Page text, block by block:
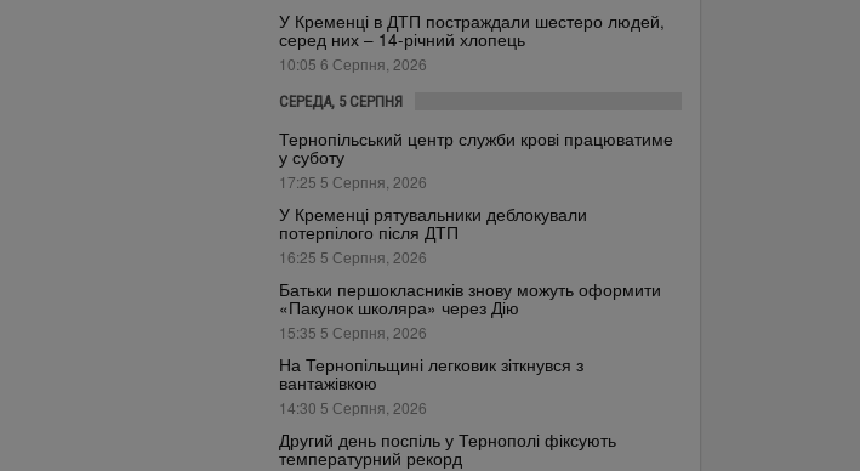
У Кременці в ДТП постраждали шестеро людей,
серед них – 14-річний хлопець
10:05 6 Серпня, 2026
СЕРЕДА, 5 СЕРПНЯ
Тернопільський центр служби крові працюватиме
у суботу
17:25 5 Серпня, 2026
У Кременці рятувальники деблокували
потерпілого після ДТП
16:25 5 Серпня, 2026
Батьки першокласників знову можуть оформити
«Пакунок школяра» через Дію
15:35 5 Серпня, 2026
На Тернопільщині легковик зіткнувся з
вантажівкою
14:30 5 Серпня, 2026
Другий день поспіль у Тернополі фіксують
температурний рекорд